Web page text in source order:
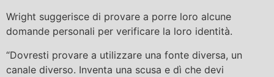
Wright suggerisce di provare a porre loro alcune
domande personali per verificare la loro identità.
“Dovresti provare a utilizzare una fonte diversa, un
canale diverso. Inventa una scusa e dì che devi